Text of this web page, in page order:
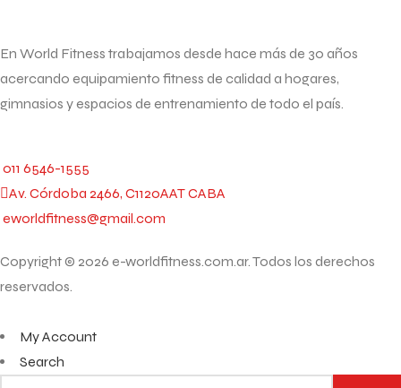
En World Fitness trabajamos desde hace más de 30 años
acercando equipamiento fitness de calidad a hogares,
gimnasios y espacios de entrenamiento de todo el país.
011 6546-1555
Av. Córdoba 2466, C1120AAT CABA
eworldfitness@gmail.com
Copyright © 2026 e-worldfitness.com.ar. Todos los derechos
reservados.
My Account
Search